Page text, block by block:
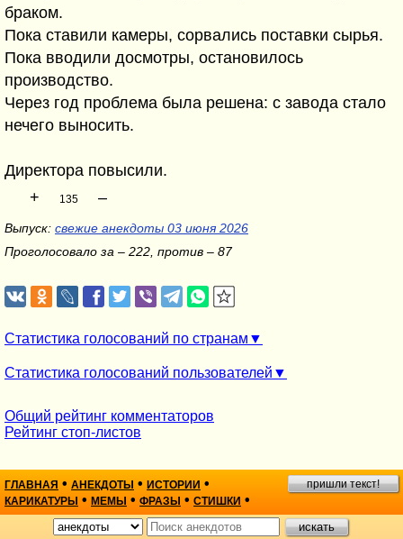
браком.
Пока ставили камеры, сорвались поставки сырья.
Пока вводили досмотры, остановилось
производство.
Через год проблема была решена: с завода стало
нечего выносить.
Директора повысили.
+
135 –
Выпуск: свежие анекдоты 03 июня 2026
Проголосовало за – 222, против – 87
Статистика голосований по странам
Статистика голосований пользователей
Общий рейтинг комментаторов
Рейтинг стоп-листов
ГЛАВНАЯ • АНЕКДОТЫ • ИСТОРИИ •
КАРИКАТУРЫ • МЕМЫ • ФРАЗЫ • СТИШКИ •
пришли текст!